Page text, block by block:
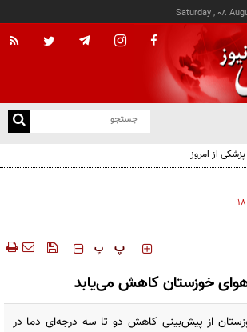
Saturday , 08
از امروز
‍‍‍ پ پ
خوزستان کاهش می‌یابد
از پیش‌بینی کاهش دو تا سه درجه‌ای دما در